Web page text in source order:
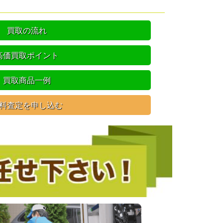
買取の流れ
価買取ポイント
買取商品一例
査定を申し込む